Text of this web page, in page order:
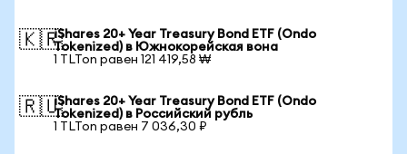
🇰🇷iShares 20+ Year Treasury Bond ETF (Ondo
Tokenized) в Южнокорейская вона
1 TLTon равен 121 419,58 ₩
🇷🇺iShares 20+ Year Treasury Bond ETF (Ondo
Tokenized) в Российский рубль
1 TLTon равен 7 036,30 ₽